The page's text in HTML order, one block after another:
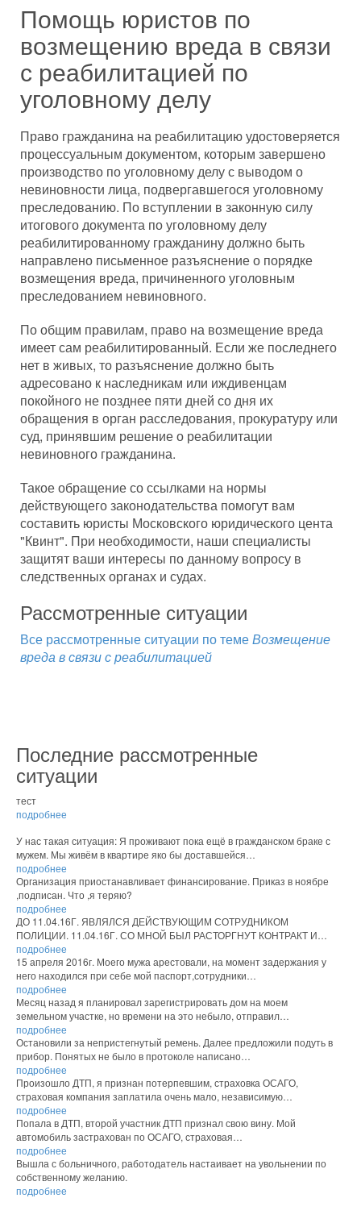
Помощь юристов по
возмещению вреда в связи
с реабилитацией по
уголовному делу
Право гражданина на реабилитацию удостоверяется
процессуальным документом, которым завершено
производство по уголовному делу с выводом о
невиновности лица, подвергавшегося уголовному
преследованию. По вступлении в законную силу
итогового документа по уголовному делу
реабилитированному гражданину должно быть
направлено письменное разъяснение о порядке
возмещения вреда, причиненного уголовным
преследованием невиновного.
По общим правилам, право на возмещение вреда
имеет сам реабилитированный. Если же последнего
нет в живых, то разъяснение должно быть
адресовано к наследникам или иждивенцам
покойного не позднее пяти дней со дня их
обращения в орган расследования, прокуратуру или
суд, принявшим решение о реабилитации
невиновного гражданина.
Такое обращение со ссылками на нормы
действующего законодательства помогут вам
составить юристы Московского юридического цента
"Квинт". При необходимости, наши специалисты
защитят ваши интересы по данному вопросу в
следственных органах и судах.
Рассмотренные ситуации
Все рассмотренные ситуации по темеВозмещение
вреда в связи с реабилитацией
Последние рассмотренные
ситуации
тест
подробнее
У нас такая ситуация: Я проживают пока ещё в гражданском браке с
мужем. Мы живём в квартире яко бы доставшейся…
подробнее
Организация приостанавливает финансирование. Приказ в ноябре
,подписан. Что ,я теряю?
подробнее
ДО 11.04.16Г. ЯВЛЯЛСЯ ДЕЙСТВУЮЩИМ СОТРУДНИКОМ
ПОЛИЦИИ. 11.04.16Г. СО МНОЙ БЫЛ РАСТОРГНУТ КОНТРАКТ И…
подробнее
15 апреля 2016г. Моего мужа арестовали, на момент задержания у
него находился при себе мой паспорт,сотрудники…
подробнее
Месяц назад я планировал зарегистрировать дом на моем
земельном участке, но времени на это небыло, отправил…
подробнее
Остановили за непристегнутый ремень. Далее предложили подуть в
прибор. Понятых не было в протоколе написано…
подробнее
Произошло ДТП, я признан потерпевшим, страховка ОСАГО,
страховая компания заплатила очень мало, независимую…
подробнее
Попала в ДТП, второй участник ДТП признал свою вину. Мой
автомобиль застрахован по ОСАГО, страховая…
подробнее
Вышла с больничного, работодатель настаивает на увольнении по
собственному желанию.
подробнее